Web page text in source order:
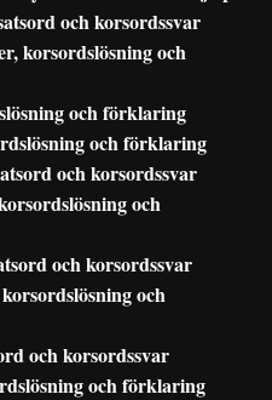
och korsordssvar
korsordslösning och
och förklaring
och förklaring
och korsordssvar
och
och korsordssvar
och
och korsordssvar
och förklaring